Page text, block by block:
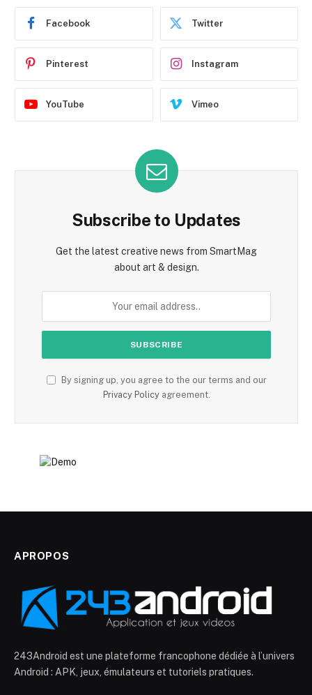
Facebook Twitter
Pinterest Instagram
YouTube Vimeo
Subscribe to Updates
Get the latest creative news from SmartMag
about art & design.
By signing up, you agree to the our terms and our
Privacy Policyagreement.
APROPOS
243Android est une plateforme francophone dédiée à l’univers
Android : APK, jeux, émulateurs et tutoriels pratiques.